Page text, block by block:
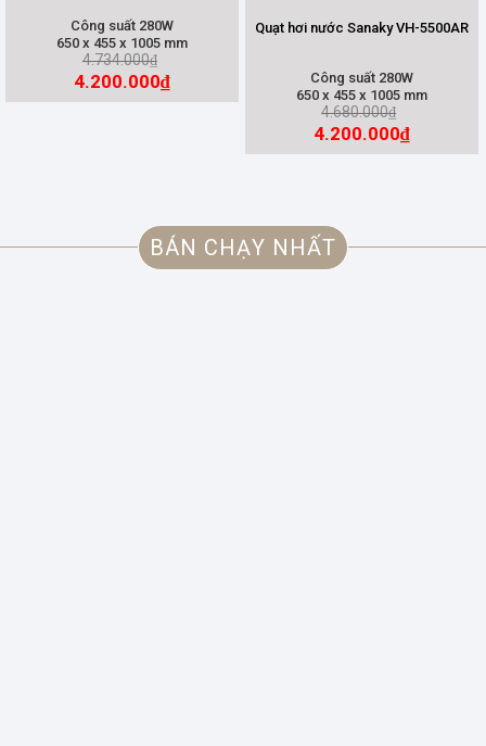
Công suất 280W
650 x 455 x 1005 mm
4.734.000₫
4.200.000₫
Quạt hơi nước Sanaky VH-5500AR
Công suất 280W
650 x 455 x 1005 mm
4.680.000₫
4.200.000₫
BÁN CHẠY NHẤT